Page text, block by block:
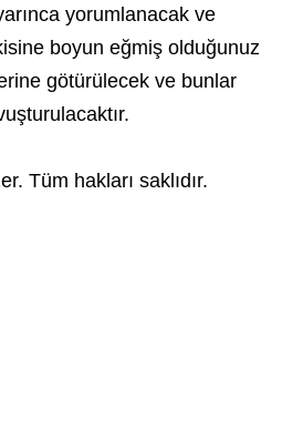
yorumlanacak ve
boyun eğmiş olduğunuz
götürülecek ve bunlar
Tüm hakları saklıdır.